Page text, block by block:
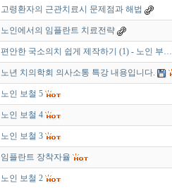
고령환자의 근관치료시 문제점과 해법
노인에서의 임플란트 치료전략
편안한 국소의치 쉽게 제작하기 (1) - 노인 부…
노년 치의학회 의사소통 특강 내용입니다.
노인 보철 5
노인 보철 4
노인 보철 3
임플란트 장착자율
노인 보철 2